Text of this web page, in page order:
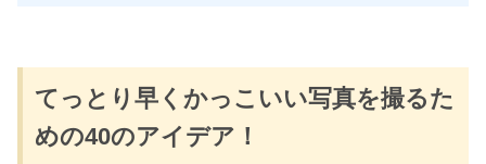
てっとり早くかっこいい写真を撮るた
めの40のアイデア！